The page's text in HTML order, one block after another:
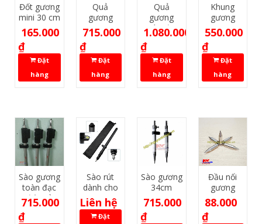
Đốt gương
mini 30 cm
165.000
₫
Đặt
hàng
Quả
gương
mini Leica
715.000
₫
Đặt
hàng
Quả
gương
toàn đạc
TopCon
1.080.000
₫
Đặt
hàng
Khung
gương
mini Leica
550.000
₫
Đặt
hàng
Sào gương
toàn đạc
điện tử
Leica
715.000
₫
Sào rút
dành cho
GNSS
Liên hệ
Đặt
Sào gương
34cm
715.000
₫
Đầu nối
gương
mini Leica
88.000
₫